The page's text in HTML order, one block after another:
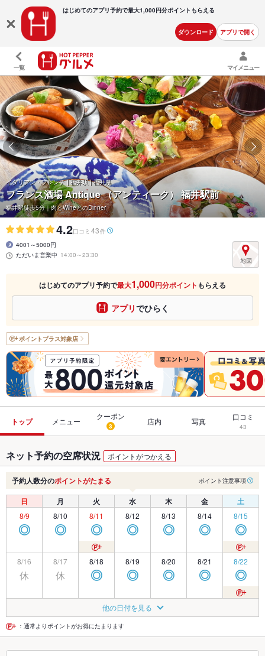
はじめてのアプリ予約で最大1,000円分ポイントもらえる
ダウンロード アプリで開く
一覧 マイメニュー
イタリアン・フレンチ | 福井駅 | 福井県
フランス酒場 Antique （アンティーク） 福井駅前
福井駅徒歩5分｜肉とWineとのDinner
4.2口コミ 43件
4001～5000円
ただいま営業中 14:00～23:30
はじめてのアプリ予約で最大1,000円分ポイント もらえる
アプリでひらく
ポイントプラス対象店
トップ メニュー
クーポン
3 店内 写真 口コミ
43
ネット予約の空席状況 ポイントがつかえる
予約人数分のポイントがたまる ポイント注意事項
日 月 火 水 木 金 土
8/9
◎
8/10
◎
8/11
◎
8/12
◎
8/13
◎
8/14
◎
8/15
◎
8/16
休
8/17
休
8/18
◎
8/19
◎
8/20
◎
8/21
◎
8/22
◎
◎ 休
8/25
◎
8/26
◎
8/27
◎ ◎ ◎
8/30 8/31 9/1 9/2 9/3 9/4 9/5
他の日付を見る
：通常よりポイントがお得にたまります